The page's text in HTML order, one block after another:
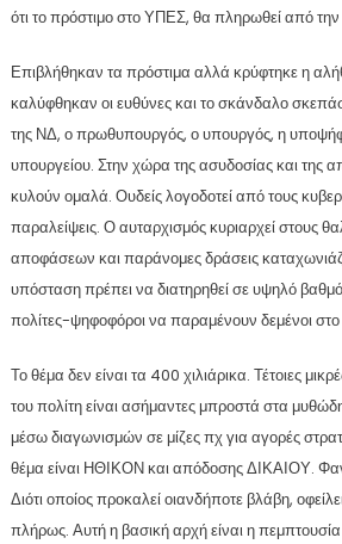
ότι το πρόστιμο στο ΥΠΕΣ, θα πληρωθεί από
Επιβλήθηκαν τα πρόστιμα αλλά κρύφτηκε η
καλύφθηκαν οι ευθύνες και το σκάνδαλο
της ΝΔ, ο πρωθυπουργός, ο υπουργός, η
υπουργείου. Στην χώρα της ασυδοσίας και της
κυλούν ομαλά. Ουδείς λογοδοτεί από τους
παραλείψεις. Ο αυταρχισμός κυριαρχεί στους
αποφάσεων και παράνομες δράσεις
υπόσταση πρέπει να διατηρηθεί σε υψηλό βαθμό
πολίτες-ψηφοφόροι να παραμένουν δεμένοι
Το θέμα δεν είναι τα 400 χιλιάρικα. Τέτοιες
του πολίτη είναι ασήμαντες μπροστά στα
μέσω διαγωνισμών σε μίζες πχ για αγορές
θέμα είναι ΗΘΙΚΟΝ και απόδοσης ΔΙΚΑΙΟΥ.
Διότι οποίος προκαλεί οιανδήποτε βλάβη,
πλήρως. Αυτή η βασική αρχή είναι η